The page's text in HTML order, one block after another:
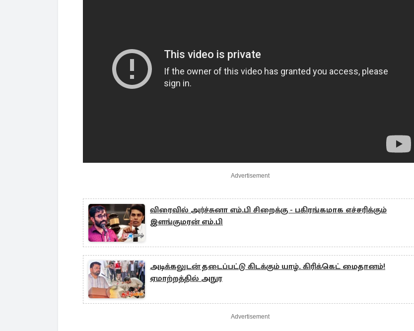
Advertisement
விரைவில் அர்ச்சுனா எம்.பி சிறைக்கு - பகிரங்கமாக எச்சரிக்கும்
இளங்குமரன் எம்.பி
அடிக்கலுடன் தடைப்பட்டு கிடக்கும் யாழ். கிரிக்கெட் மைதானம்!
ஏமாற்றத்தில் அநுர
Advertisement